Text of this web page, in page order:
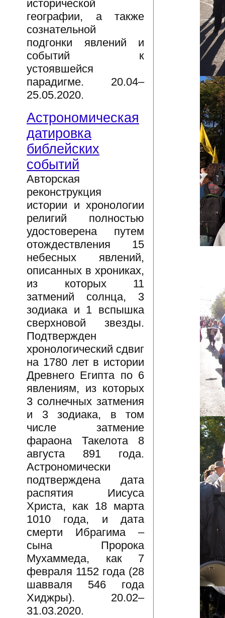
исторической
географии, а также
сознательной
подгонки явлений и
событий к
устоявшейся
парадигме. 20.04–
25.05.2020.
Астрономическая
датировка
библейских
событий
Авторская
реконструкция
истории и хронологии
религий полностью
удостоверена путем
отождествления 15
небесных явлений,
описанных в хрониках,
из которых 11
затмений солнца, 3
зодиака и 1 вспышка
сверхновой звезды.
Подтвержден
хронологический сдвиг
на 1780 лет в истории
Древнего Египта по 6
явлениям, из которых
3 солнечных затмения
и 3 зодиака, в том
числе затмение
фараона Такелота 8
августа 891 года.
Астрономически
подтверждена дата
распятия Иисуса
Христа, как 18 марта
1010 года, и дата
смерти Ибрагима –
сына Пророка
Мухаммеда, как 7
февраля 1152 года (28
шавваля 546 года
Хиджры). 20.02–
31.03.2020.